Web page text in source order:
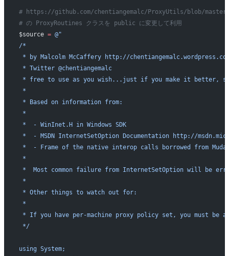
# https://github.com/chentiangemalc/ProxyUtils/blob/master/
# の ProxyRoutines クラスを public に変更して利用
$source = @"
/*
* by Malcolm McCaffery http://
* Twitter @chentiangemalc
* free to use as you wish...just if you make it better,
*
* Based on information from:
*
*  - WinInet.H in Windows SDK
*  - MSDN InternetSetOption Documentation http://
*  - Frame of the native interop calls borrowed from
*
*  Most common failure from InternetSetOption will be
*
* Other things to watch out for:
*
* If you have per-machine proxy policy set, you must be
*/
using System;